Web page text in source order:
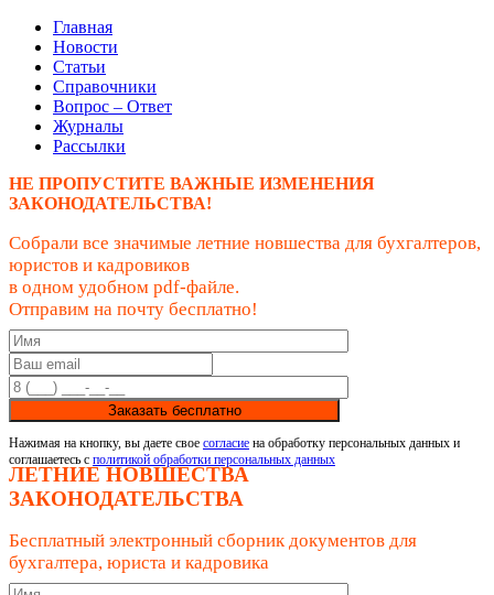
Главная
Новости
Статьи
Справочники
Вопрос – Ответ
Журналы
Рассылки
НЕ ПРОПУСТИТЕ ВАЖНЫЕ ИЗМЕНЕНИЯ
ЗАКОНОДАТЕЛЬСТВА!
Собрали все значимые летние новшества для бухгалтеров,
юристов и кадровиков
в одном удобном pdf-файле.
Отправим на почту бесплатно!
Заказать бесплатно
Нажимая на кнопку, вы даете свое согласие на обработку персональных данных и
соглашаетесь с политикой обработки персональных данных
ЛЕТНИЕ НОВШЕСТВА
ЗАКОНОДАТЕЛЬСТВА
Бесплатный электронный сборник документов для
бухгалтера, юриста и кадровика